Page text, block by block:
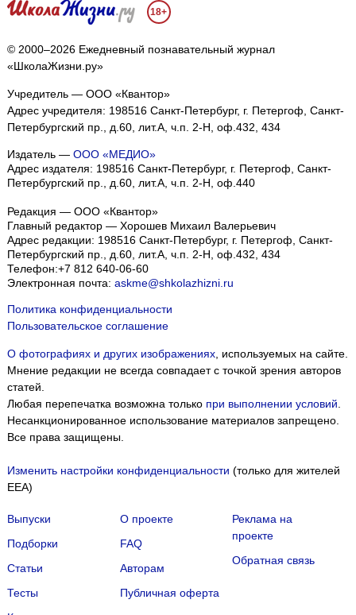
18+
© 2000–2026 Ежедневный познавательный журнал
«ШколаЖизни.ру»
Учредитель — ООО «Квантор»
Адрес учредителя: 198516 Санкт-Петербург, г. Петергоф, Санкт-
Петербургский пр., д.60, лит.А, ч.п. 2-Н, оф.432, 434
Издатель — ООО «МЕДИО»
Адрес издателя: 198516 Санкт-Петербург, г. Петергоф, Санкт-
Петербургский пр., д.60, лит.А, ч.п. 2-Н, оф.440
Редакция — ООО «Квантор»
Главный редактор — Хорошев Михаил Валерьевич
Адрес редакции: 198516 Санкт-Петербург, г. Петергоф, Санкт-
Петербургский пр., д.60, лит.А, ч.п. 2-Н, оф.432, 434
Телефон:+7 812 640-06-60
Электронная почта: askme@shkolazhizni.ru
Политика конфиденциальности
Пользовательское соглашение
О фотографиях и других изображениях, используемых на сайте.
Мнение редакции не всегда совпадает с точкой зрения авторов
статей.
Любая перепечатка возможна только при выполнении условий.
Несанкционированное использование материалов запрещено.
Все права защищены.
Изменить настройки конфиденциальности (только для жителей
EEA)
Выпуски
Подборки
Статьи
Тесты
О проекте
FAQ
Авторам
Публичная оферта
Реклама на
проекте
Обратная связь